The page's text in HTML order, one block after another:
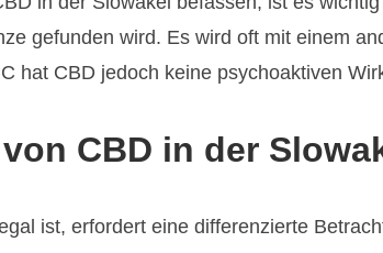
gefunden wird. Es wird oft mit einem
hat CBD jedoch keine psychoaktiven
CBD in der
ist, erfordert eine differenzierte